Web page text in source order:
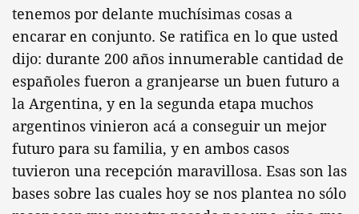
tenemos por delante muchísimas cosas a
encarar en conjunto. Se ratifica en lo que usted
dijo: durante 200 años innumerable cantidad de
españoles fueron a granjearse un buen futuro a
la Argentina, y en la segunda etapa muchos
argentinos vinieron acá a conseguir un mejor
futuro para su familia, y en ambos casos
tuvieron una recepción maravillosa. Esas son las
bases sobre las cuales hoy se nos plantea no sólo